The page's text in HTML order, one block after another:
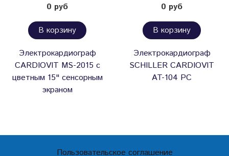
0 руб
В корзину
Электрокардиограф
CARDIOVIT MS-2015 с
цветным 15" сенсорным
экраном
0 руб
В корзину
Электрокардиограф
SCHILLER CARDIOVIT
AT-104 PC
Пользовательское соглашение